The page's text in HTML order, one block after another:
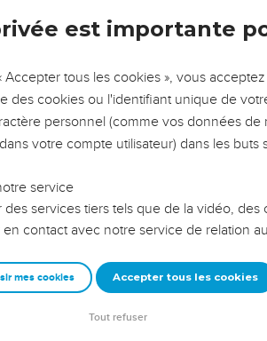
L’ANNÉE !
?
leur foi ou leur vision. Mais on voit
alors même que ce sont
reviennent sur les erreurs
de sagesse afin que leurs erreurs
équipe, un groupe ou une famille,
est importante
Accepter tous les cookies », vous
des cookies ou l'identifiant unique de
personnel (comme vos données de
votre compte utilisateur) dans les buts
service
services tiers tels que de la vidéo,
contact avec notre service de relation
mes cookies Accepter tous les cookies
Tout refuser